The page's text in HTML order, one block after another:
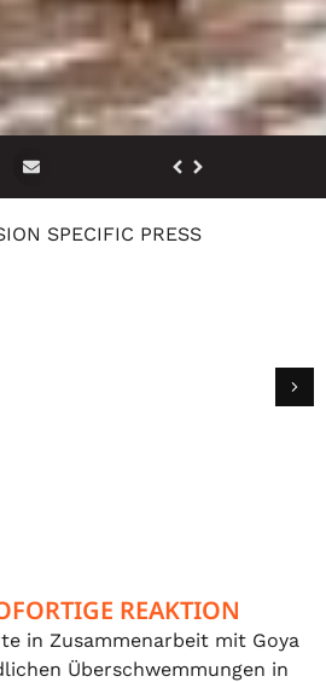
SPECIFIC PRESS
REAKTION
in Zusammenarbeit mit Goya
Überschwemmungen in